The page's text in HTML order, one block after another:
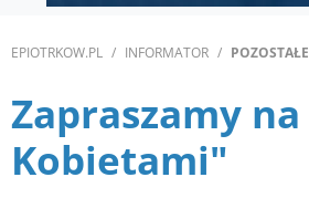
EPIOTRKOW.PL INFORMATOR POZOSTAŁE
Zapraszamy
Kobietami"